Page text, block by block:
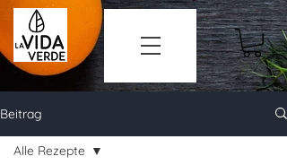
Beitrag
Alle Rezepte